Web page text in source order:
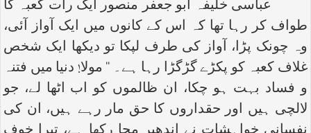
عباسی خلیفہ ابو جعفر منصور ایک رات کعبہ کا
طواف کر رہا تھا کہ اس کے کانوں میں ایک آواز آئی،
وہ چونک پڑا، آواز کی طرف لپکا تو دیکھا ایک شخص
غلاف کعبہ کو پکڑے گڑگڑا رہا ہے۔ ‘‘ مولا! دنیا میں فتنہ
و فساد بہت ہو چکا، ان ظالموں کو اب اٹھا لے، جو
لالچی ہیں اور حقداروں کا حق مار رہے ہیں، ان کی